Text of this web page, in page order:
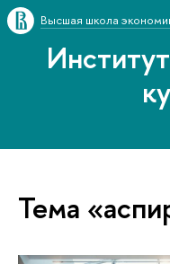
Высшая школа
Тема